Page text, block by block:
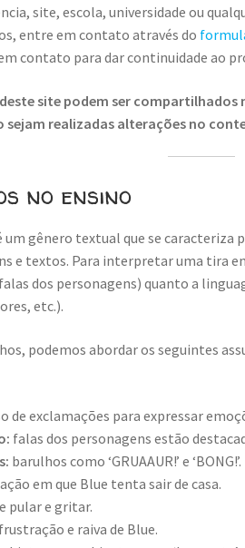
site, escola, universidade ou
entre em contato através do
contato para dar continuidade ao
site podem ser compartilhados
sejam realizadas alterações no
no ensino
um gênero textual que se
e textos. Para interpretar uma tira
dos personagens) quanto a
etc.).
podemos abordar os seguintes
de exclamações para expressar
falas dos personagens estão
barulhos como ‘GRUAAUR!’ e ‘BONG!’.
em que Blue tenta sair de casa.
pular e gritar.
frustração e raiva de Blue.